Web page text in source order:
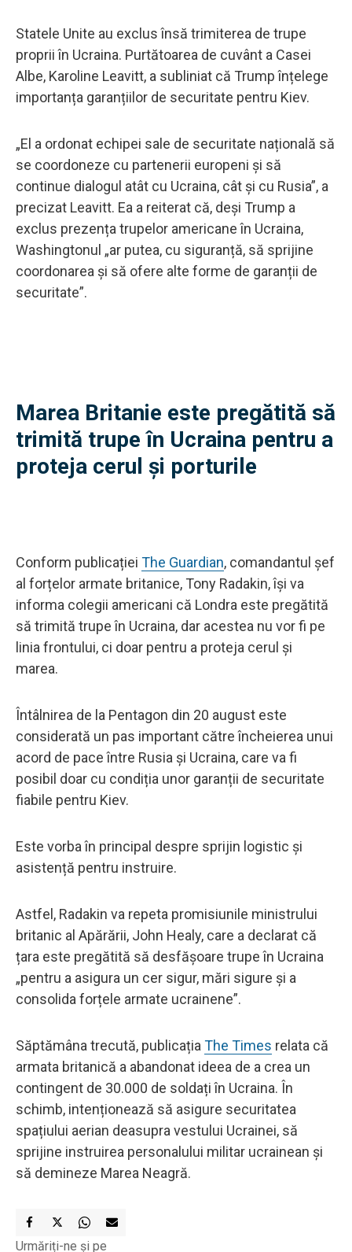
Statele Unite au exclus însă trimiterea de trupe
proprii în Ucraina. Purtătoarea de cuvânt a Casei
Albe, Karoline Leavitt, a subliniat că Trump înțelege
importanța garanțiilor de securitate pentru Kiev.
„El a ordonat echipei sale de securitate națională să
se coordoneze cu partenerii europeni și să
continue dialogul atât cu Ucraina, cât și cu Rusia”, a
precizat Leavitt. Ea a reiterat că, deși Trump a
exclus prezența trupelor americane în Ucraina,
Washingtonul „ar putea, cu siguranță, să sprijine
coordonarea și să ofere alte forme de garanții de
securitate”.
Marea Britanie este pregătită să
trimită trupe în Ucraina pentru a
proteja cerul și porturile
Conform publicației The Guardian, comandantul șef
al forțelor armate britanice, Tony Radakin, își va
informa colegii americani că Londra este pregătită
să trimită trupe în Ucraina, dar acestea nu vor fi pe
linia frontului, ci doar pentru a proteja cerul și
marea.
Întâlnirea de la Pentagon din 20 august este
considerată un pas important către încheierea unui
acord de pace între Rusia și Ucraina, care va fi
posibil doar cu condiția unor garanții de securitate
fiabile pentru Kiev.
Este vorba în principal despre sprijin logistic și
asistență pentru instruire.
Astfel, Radakin va repeta promisiunile ministrului
britanic al Apărării, John Healy, care a declarat că
țara este pregătită să desfășoare trupe în Ucraina
„pentru a asigura un cer sigur, mări sigure și a
consolida forțele armate ucrainene”.
Săptămâna trecută, publicația The Times relata că
armata britanică a abandonat ideea de a crea un
contingent de 30.000 de soldați în Ucraina. În
schimb, intenționează să asigure securitatea
spațiului aerian deasupra vestului Ucrainei, să
sprijine instruirea personalului militar ucrainean și
să demineze Marea Neagră.
Urmăriți-ne și pe